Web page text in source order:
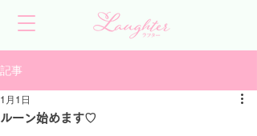
記事
ルーン始めます♡
1月1日